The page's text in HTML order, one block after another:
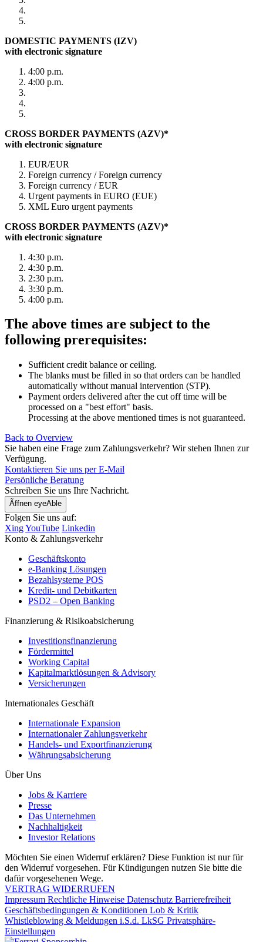
DOMESTIC PAYMENTS (IZV)
with electronic signature
4:00 p.m.
4:00 p.m.
CROSS BORDER PAYMENTS (AZV)*
with electronic signature
EUR/EUR
Foreign currency / Foreign currency
Foreign currency / EUR
Urgent payments in EURO (EUE)
XML Euro urgent payments
CROSS BORDER PAYMENTS (AZV)*
with electronic signature
4:30 p.m.
4:30 p.m.
2:30 p.m.
3:30 p.m.
4:00 p.m.
The above times are subject to the
following prerequisites:
Sufficient credit balance or ceiling.
The blanks must be filled in so that orders can be handled
automatically without manual intervention (STP).
Payment orders delivered after the cut off time will be
processed on a "best effort" basis.
Processing at the above mentioned times is not guaranteed.
Back to Overview
Sie haben eine Frage zum Zahlungsverkehr? Wir stehen Ihnen zur
Verfügung.
Kontaktieren Sie uns per E-Mail
Persönliche Beratung
Schreiben Sie uns Ihre Nachricht.
Ãffnen eyeAble
Folgen Sie uns auf:
XingYouTube Linkedin
Konto & Zahlungsverkehr
Geschäftskonto
e-Banking Lösungen
Bezahlsysteme POS
Kredit- und Debitkarten
PSD2 – Open Banking
Finanzierung & Risikoabsicherung
Investitionsfinanzierung
Fördermittel
Working Capital
Kapitalmarktlösungen & Advisory
Versicherungen
Internationales Geschäft
Internationale Expansion
Internationaler Zahlungsverkehr
Handels- und Exportfinanzierung
Währungsabsicherung
Über Uns
Jobs & Karriere
Presse
Das Unternehmen
Nachhaltigkeit
Investor Relations
Möchten Sie einen Widerruf erklären? Diese Funktion ist nur für
den Widerruf vorgesehen. Für Kündigungen nutzen Sie bitte die
dafür vorgesehenen Wege.
VERTRAG WIDERRUFEN
Impressum Rechtliche Hinweise Datenschutz Barrierefreiheit
Geschäftsbedingungen & Konditionen Lob & Kritik
Whistleblowing & Meldungen i.S.d. LkSG Privatsphäre-
Einstellungen